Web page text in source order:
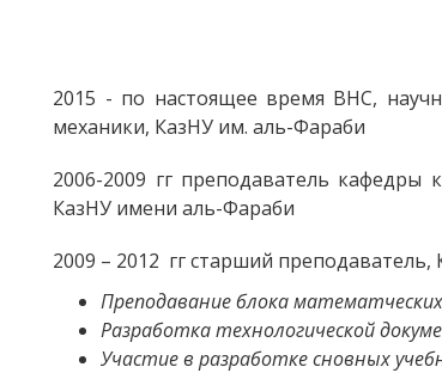
2015 - по настоящее время ВНС,
механики, КазНУ им. аль-Фараби
2006-2009 гг преподаватель
КазНУ имени аль-Фараби
2009 – 2012 гг старший
Преподавание блока
Разработка технологической
Участие в разработке сновных